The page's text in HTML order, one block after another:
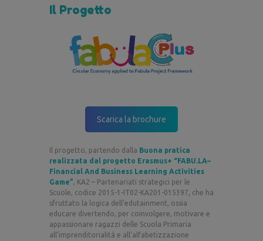
Il Progetto
Scarica la brochure
Il progetto, partendo dalla Buona pratica
realizzata dal progetto Erasmus+ “FABU.LA–
Financial And Business Learning Activities
Game”, KA2 – Partenariati strategici per le
Scuole, codice 2015-1-IT02-KA201-015397, che ha
sfruttato la logica dell’edutainment, ossia
educare divertendo, per coinvolgere, motivare e
appassionare ragazzi delle Scuola Primaria
all’imprenditorialità e all’alfabetizzazione